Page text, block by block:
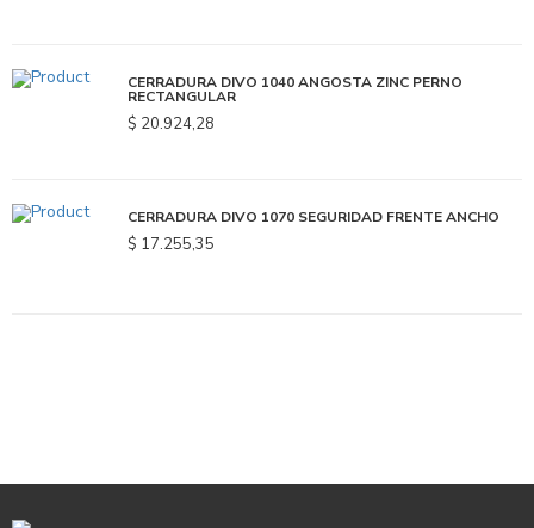
CERRADURA DIVO 1040 ANGOSTA ZINC PERNO
RECTANGULAR
$ 20.924,28
CERRADURA DIVO 1070 SEGURIDAD FRENTE ANCHO
$ 17.255,35